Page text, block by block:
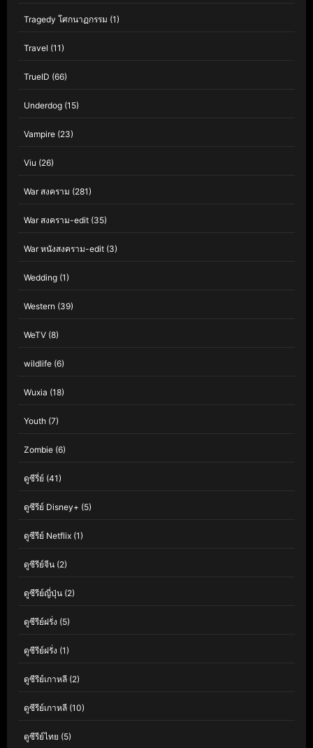
Tragedy โศกนาฏกรรม (1)
Travel (11)
TrueID (66)
Underdog (15)
Vampire (23)
Viu (26)
War สงคราม (281)
War สงคราม-edit (35)
War หนังสงคราม-edit (3)
Wedding (1)
Western (39)
WeTV (8)
wildlife (6)
Wuxia (18)
Youth (7)
Zombie (6)
ดูซีรี่ย์ (41)
ดูซีรีย์ Disney+ (5)
ดูซีรีย์ Netflix (1)
ดูซีรีย์จีน (2)
ดูซีรีย์ญี่ปุ่น (2)
ดูซีรีย์ฝรั่ง (5)
ดูซีรีย์ฝรั่ง (1)
ดูซีรีย์เกาหลี (2)
ดูซีรีย์เกาหลี (10)
ดูซีรีย์ไทย (5)